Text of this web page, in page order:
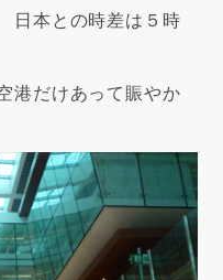
日本との時差は５時
港だけあって賑やか